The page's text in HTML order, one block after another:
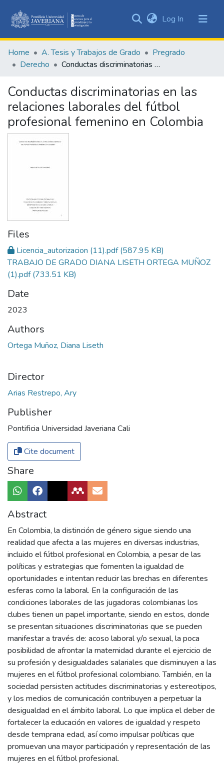
&
Collections
Statistics
Log In (current)
Home A. Tesis y Trabajos de Grado
Pregrado
Derecho
Conductas discriminatorias en las relaciones laborales del fútbol profesional femenino en Colombia
Conductas discriminatorias en las
relaciones laborales del fútbol
profesional femenino en Colombia
Files
Licencia_autorizacion (11).pdf(587.95 KB)
TRABAJO DE GRADO DIANA LISETH ORTEGA MUÑOZ
(1).pdf(733.51 KB)
Date
2023
Authors
Ortega Muñoz, Diana Liseth
Director
Arias Restrepo, Ary
Publisher
Pontificia Universidad Javeriana Cali
Cite document
Share
Abstract
En Colombia, la distinción de género sigue siendo una
realidad que afecta a las mujeres en diversas industrias,
incluido el fútbol profesional en Colombia, a pesar de las
políticas y estrategias que fomenten la igualdad de
oportunidades e intentan reducir las brechas en diferentes
esferas como la laboral. En la configuración de las
condiciones laborales de las jugadoras colombianas los
clubes tienen un papel importante, siendo en estos, donde
se presentan situaciones discriminatorias que se pueden
manifestar a través de: acoso laboral y/o sexual, la poca
posibilidad de afrontar la maternidad durante el ejercicio de
su profesión y desigualdades salariales que disminuyen a las
mujeres en el fútbol profesional colombiano. También, en la
sociedad persisten actitudes discriminatorias y estereotipos,
y los medios de comunicación contribuyen a perpetuar la
desigualdad en el ámbito laboral. Lo que implica el deber de
fortalecer la educación en valores de igualdad y respeto
desde temprana edad, así como impulsar políticas que
promuevan una mayor participación y representación de las
mujeres en el fútbol profesional.